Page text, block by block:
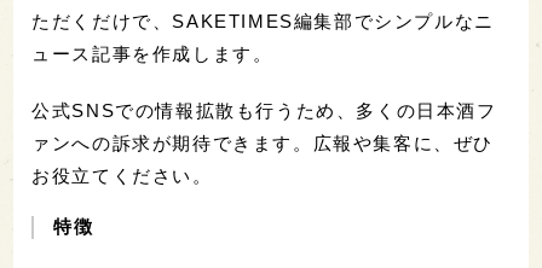
ただくだけで、SAKETIMES編集部でシンプルなニ
ュース記事を作成します。
公式SNSでの情報拡散も行うため、多くの日本酒フ
ァンへの訴求が期待できます。広報や集客に、ぜひ
お役立てください。
特徴